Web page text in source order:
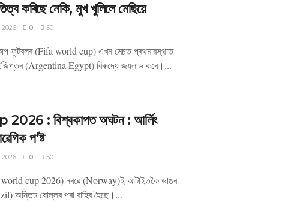
কৰিছে নেকি, মুখ খুলিলে মেছিয়ে
2026 0 50
ফুটবলৰ (Fifa world cup) এখন মেচত প্ৰথমাৱস্থাত
ইজিপ্তৰ (Argentina Egypt) বিৰুদ্ধে জয়লাভ কৰে।...
: বিশ্বকাপত অঘটন : আৰ্লিং
প’ষ্ট
2026 0 50
world cup 2026) নৰৱে (Norway)ই আটাইতকৈ ডাঙৰ
অন্তিম ষোল্লৰ পৰা বাহিৰ হৈছে।...